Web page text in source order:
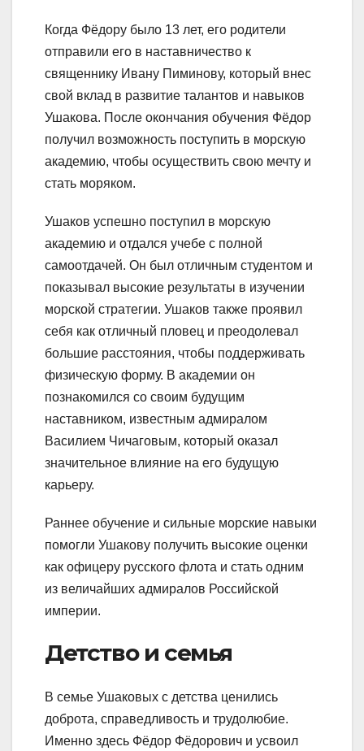
Когда Фёдору было 13 лет, его родители
отправили его в наставничество к
священнику Ивану Пиминову, который внес
свой вклад в развитие талантов и навыков
Ушакова. После окончания обучения Фёдор
получил возможность поступить в морскую
академию, чтобы осуществить свою мечту и
стать моряком.
Ушаков успешно поступил в морскую
академию и отдался учебе с полной
самоотдачей. Он был отличным студентом и
показывал высокие результаты в изучении
морской стратегии. Ушаков также проявил
себя как отличный пловец и преодолевал
большие расстояния, чтобы поддерживать
физическую форму. В академии он
познакомился со своим будущим
наставником, известным адмиралом
Василием Чичаговым, который оказал
значительное влияние на его будущую
карьеру.
Раннее обучение и сильные морские навыки
помогли Ушакову получить высокие оценки
как офицеру русского флота и стать одним
из величайших адмиралов Российской
империи.
Детство и семья
В семье Ушаковых с детства ценились
доброта, справедливость и трудолюбие.
Именно здесь Фёдор Фёдорович и усвоил